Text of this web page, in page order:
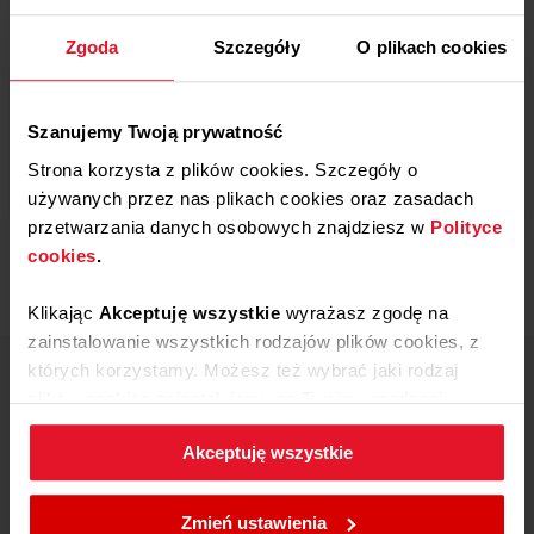
Zgoda Szczegóły O plikach cookies
Szanujemy Twoją prywatność
Strona korzysta z plików cookies. Szczegóły o
używanych przez nas plikach cookies oraz zasadach
przetwarzania danych osobowych znajdziesz w Polityce
cookies.
Klikając Akceptuję wszystkie wyrażasz zgodę na
zainstalowanie wszystkich rodzajów plików cookies, z
których korzystamy. Możesz też wybrać jaki rodzaj
plików cookies zainstalujemy na Twoim urządzeniu,
klikającZmień ustawienia.
W każdej chwili możesz zmienić wybrane przez Ciebie
ustawienia plików cookies wchodząc w zakładkę
Akceptuję wszystkie
Zmień ustawienia
pomoc
Przejdź
801 801 800
Koszt wg stawki